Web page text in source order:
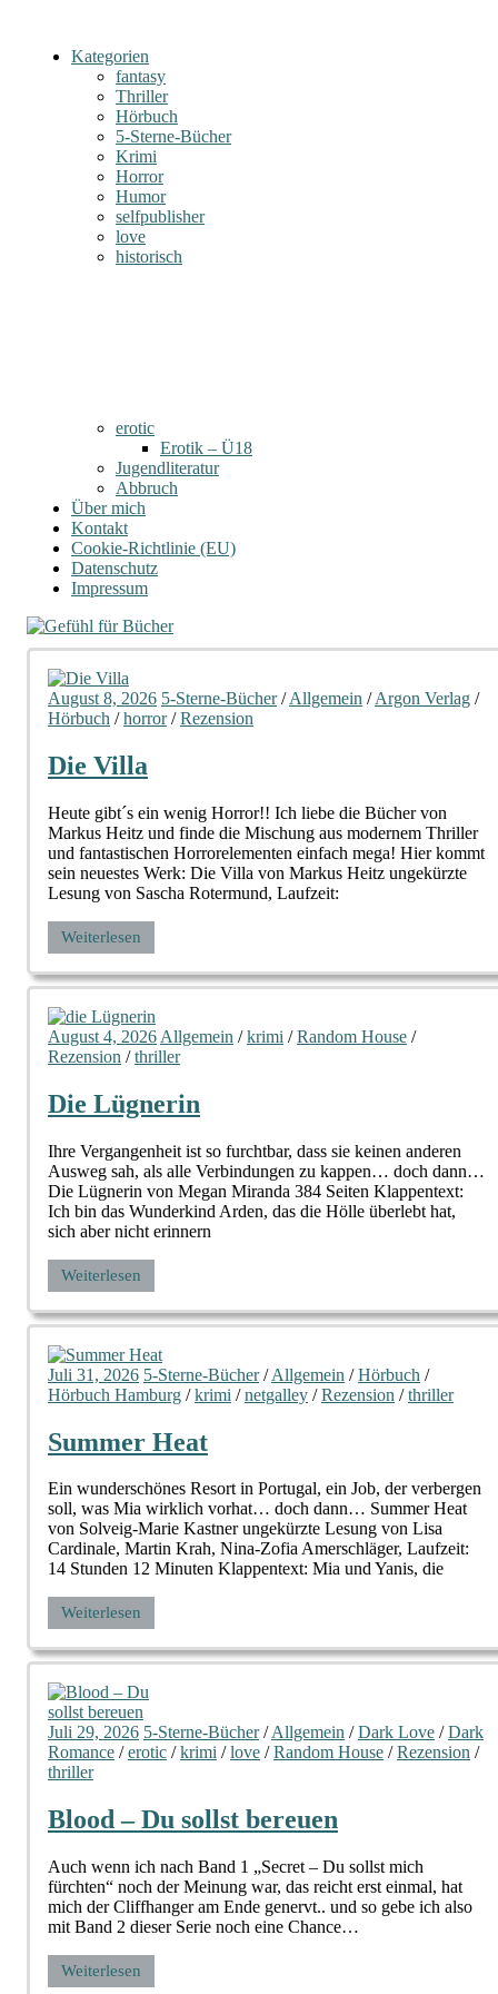
Kategorien
fantasy
Thriller
Hörbuch
5-Sterne-Bücher
Krimi
Horror
Humor
selfpublisher
love
historisch
erotic
Erotik – Ü18
Jugendliteratur
Abbruch
Über mich
Kontakt
Cookie-Richtlinie (EU)
Datenschutz
Impressum
August 8, 2026 5-Sterne-Bücher/Allgemein /Argon Verlag /
Hörbuch /horror/Rezension
Die Villa
Heute gibt´s ein wenig Horror!! Ich liebe die Bücher von
Markus Heitz und finde die Mischung aus modernem Thriller
und fantastischen Horrorelementen einfach mega! Hier kommt
sein neuestes Werk: Die Villa von Markus Heitz ungekürzte
Lesung von Sascha Rotermund, Laufzeit:
Weiterlesen
August 4, 2026 Allgemein /krimi /Random House /
Rezension /thriller
Die Lügnerin
Ihre Vergangenheit ist so furchtbar, dass sie keinen anderen
Ausweg sah, als alle Verbindungen zu kappen… doch dann…
Die Lügnerin von Megan Miranda 384 Seiten Klappentext:
Ich bin das Wunderkind Arden, das die Hölle überlebt hat,
sich aber nicht erinnern
Weiterlesen
Juli 31, 2026 5-Sterne-Bücher/Allgemein /Hörbuch /
Hörbuch Hamburg /krimi /netgalley /Rezension /thriller
Summer Heat
Ein wunderschönes Resort in Portugal, ein Job, der verbergen
soll, was Mia wirklich vorhat… doch dann… Summer Heat
von Solveig-Marie Kastner ungekürzte Lesung von Lisa
Cardinale, Martin Krah, Nina-Zofia Amerschläger, Laufzeit:
14 Stunden 12 Minuten Klappentext: Mia und Yanis, die
Weiterlesen
Juli 29, 2026 5-Sterne-Bücher/Allgemein /Dark Love /Dark
Romance /erotic /krimi /love /Random House /Rezension /
thriller
Blood – Du sollst bereuen
Auch wenn ich nach Band 1 „Secret – Du sollst mich
fürchten“ noch der Meinung war, das reicht erst einmal, hat
mich der Cliffhanger am Ende genervt.. und so gebe ich also
mit Band 2 dieser Serie noch eine Chance…
Weiterlesen